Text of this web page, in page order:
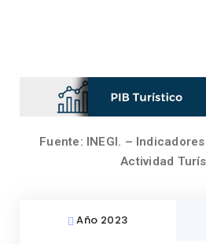
Fuente: INEGI. –
Actividad
Año 2023